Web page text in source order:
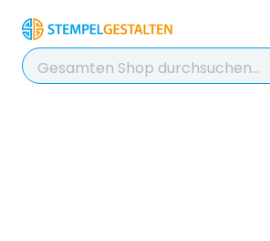
Chatten Sie 24/7
hilfreichen Chatbot
Kontakt
+49 2038 0480 403